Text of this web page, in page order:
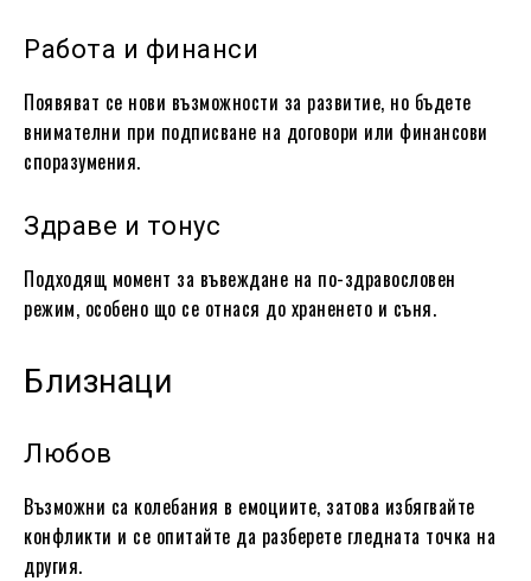
Работа и финанси
Появяват се нови възможности за развитие, но бъдете
внимателни при подписване на договори или финансови
споразумения.
Здраве и тонус
Подходящ момент за въвеждане на по-здравословен
режим, особено що се отнася до храненето и съня.
Близнаци
Любов
Възможни са колебания в емоциите, затова избягвайте
конфликти и се опитайте да разберете гледната точка на
другия.